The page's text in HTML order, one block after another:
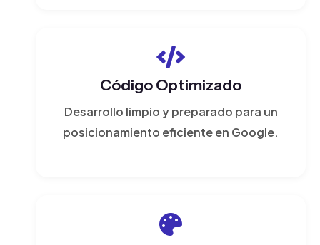
Código Optimizado
Desarrollo limpio y preparado para un
posicionamiento eficiente en Google.